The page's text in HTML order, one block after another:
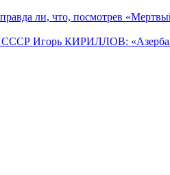
ли, что, посмотрев
СССР Игорь КИРИЛЛОВ: